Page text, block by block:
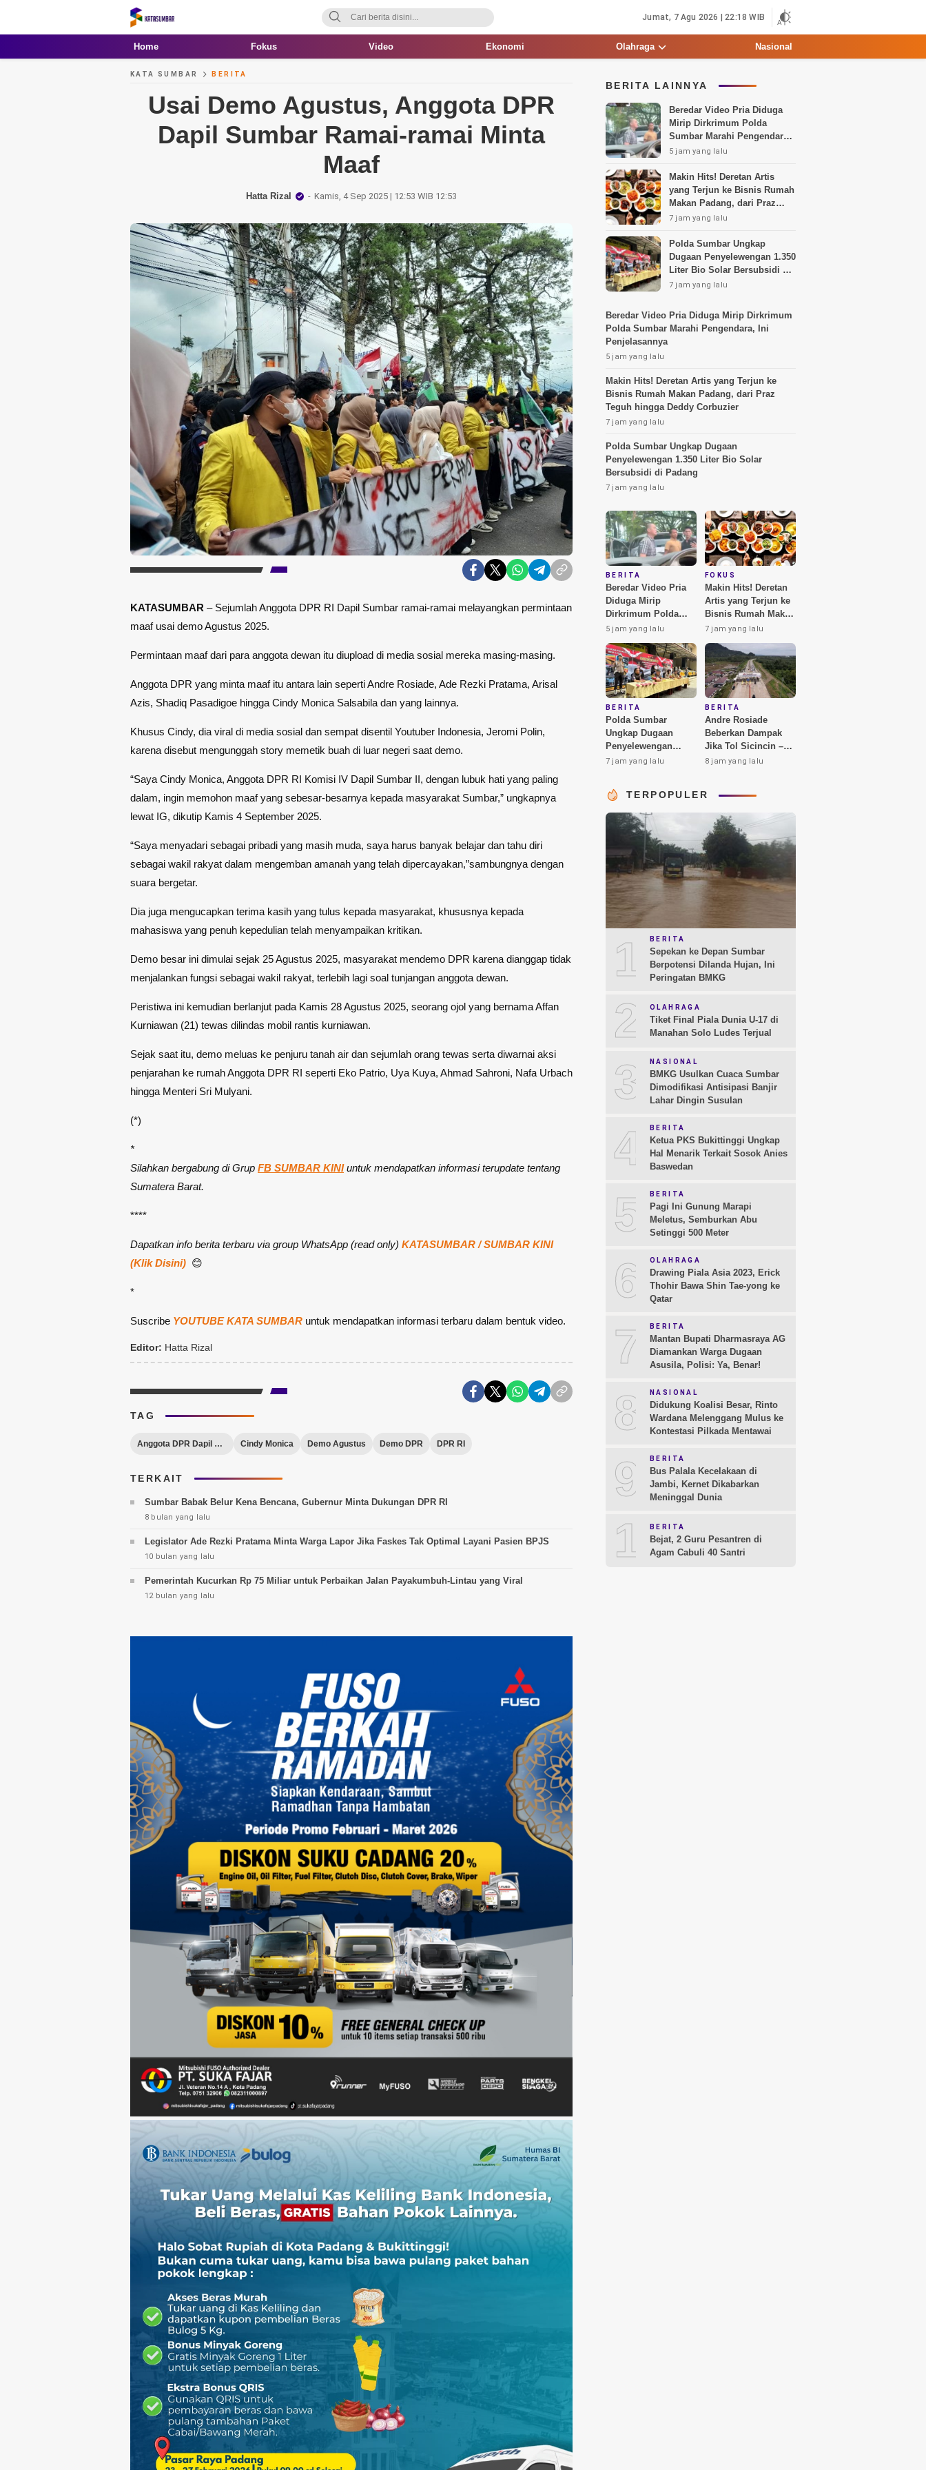
Kata Sumbar
Berita Sumbar Hari Ini
Jumat, 7 Agu 2026 | 22:18 WIB
Home Fokus Video Ekonomi Olahraga Nasional
KATA SUMBAR BERITA
Usai Demo Agustus, Anggota DPR
Dapil Sumbar Ramai-ramai Minta
Maaf
Hatta Rizal Kamis, 4 Sep 2025 | 12:53 WIB 12:53
KATASUMBAR – Sejumlah Anggota DPR RI Dapil Sumbar ramai-ramai melayangkan permintaan
maaf usai demo Agustus 2025.
Permintaan maaf dari para anggota dewan itu diupload di media sosial mereka masing-masing.
Anggota DPR yang minta maaf itu antara lain seperti Andre Rosiade, Ade Rezki Pratama, Arisal
Azis, Shadiq Pasadigoe hingga Cindy Monica Salsabila dan yang lainnya.
Khusus Cindy, dia viral di media sosial dan sempat disentil Youtuber Indonesia, Jeromi Polin,
karena disebut mengunggah story memetik buah di luar negeri saat demo.
“Saya Cindy Monica, Anggota DPR RI Komisi IV Dapil Sumbar II, dengan lubuk hati yang paling
dalam, ingin memohon maaf yang sebesar-besarnya kepada masyarakat Sumbar,” ungkapnya
lewat IG, dikutip Kamis 4 September 2025.
“Saya menyadari sebagai pribadi yang masih muda, saya harus banyak belajar dan tahu diri
sebagai wakil rakyat dalam mengemban amanah yang telah dipercayakan,”sambungnya dengan
suara bergetar.
Dia juga mengucapkan terima kasih yang tulus kepada masyarakat, khususnya kepada
mahasiswa yang penuh kepedulian telah menyampaikan kritikan.
Demo besar ini dimulai sejak 25 Agustus 2025, masyarakat mendemo DPR karena dianggap tidak
menjalankan fungsi sebagai wakil rakyat, terlebih lagi soal tunjangan anggota dewan.
Peristiwa ini kemudian berlanjut pada Kamis 28 Agustus 2025, seorang ojol yang bernama Affan
Kurniawan (21) tewas dilindas mobil rantis kurniawan.
Sejak saat itu, demo meluas ke penjuru tanah air dan sejumlah orang tewas serta diwarnai aksi
penjarahan ke rumah Anggota DPR RI seperti Eko Patrio, Uya Kuya, Ahmad Sahroni, Nafa Urbach
hingga Menteri Sri Mulyani.
(*)
*
Silahkan bergabung di Grup FB SUMBAR KINIuntuk mendapatkan informasi terupdate tentang
Sumatera Barat.
****
Dapatkan info berita terbaru via group WhatsApp (read only) KATASUMBAR / SUMBAR KINI
(Klik Disini) 😊
*
Suscribe YOUTUBE KATA SUMBAR untuk mendapatkan informasi terbaru dalam bentuk video.
Editor: Hatta Rizal
TAG
Anggota DPR Dapil Sumbar Cindy Monica Demo Agustus Demo DPR DPR RI
TERKAIT
Sumbar Babak Belur Kena Bencana, Gubernur Minta Dukungan DPR RI
8 bulan yang lalu
Legislator Ade Rezki Pratama Minta Warga Lapor Jika Faskes Tak Optimal Layani Pasien BPJS
10 bulan yang lalu
Pemerintah Kucurkan Rp 75 Miliar untuk Perbaikan Jalan Payakumbuh-Lintau yang Viral
12 bulan yang lalu
BERITA LAINNYA
Beredar Video Pria Diduga
Mirip Dirkrimum Polda
Sumbar Marahi Pengendara,
Ini Penjelasannya
5 jam yang lalu
Makin Hits! Deretan Artis
yang Terjun ke Bisnis Rumah
Makan Padang, dari Praz
Teguh hingga Deddy
7 jam yang lalu
Polda Sumbar Ungkap
Dugaan Penyelewengan 1.350
Liter Bio Solar Bersubsidi di
Padang
7 jam yang lalu
Beredar Video Pria Diduga Mirip Dirkrimum
Polda Sumbar Marahi Pengendara, Ini
Penjelasannya
5 jam yang lalu
Makin Hits! Deretan Artis yang Terjun ke
Bisnis Rumah Makan Padang, dari Praz
Teguh hingga Deddy Corbuzier
7 jam yang lalu
Polda Sumbar Ungkap Dugaan
Penyelewengan 1.350 Liter Bio Solar
Bersubsidi di Padang
7 jam yang lalu
BERITA
Beredar Video Pria
Diduga Mirip
Dirkrimum Polda
Sumbar Marahi
Penjelasannya
5 jam yang lalu
FOKUS
Makin Hits! Deretan
Artis yang Terjun ke
Bisnis Rumah Makan
Padang, dari Praz
Corbuzier
7 jam yang lalu
BERITA
Polda Sumbar
Ungkap Dugaan
Penyelewengan
1.350 Liter Bio Solar
7 jam yang lalu
BERITA
Andre Rosiade
Beberkan Dampak
Jika Tol Sicincin –
Bukittinggi Berhasil
8 jam yang lalu
TERPOPULER
1 BERITA
Sepekan ke Depan Sumbar
Berpotensi Dilanda Hujan, Ini
Peringatan BMKG
2 OLAHRAGA
Tiket Final Piala Dunia U-17 di
Manahan Solo Ludes Terjual
3 NASIONAL
BMKG Usulkan Cuaca Sumbar
Dimodifikasi Antisipasi Banjir
Lahar Dingin Susulan
4 BERITA
Ketua PKS Bukittinggi Ungkap
Hal Menarik Terkait Sosok Anies
Baswedan
5 BERITA
Pagi Ini Gunung Marapi
Meletus, Semburkan Abu
Setinggi 500 Meter
6 OLAHRAGA
Drawing Piala Asia 2023, Erick
Thohir Bawa Shin Tae-yong ke
Qatar
7 BERITA
Mantan Bupati Dharmasraya AG
Diamankan Warga Dugaan
Asusila, Polisi: Ya, Benar!
8 NASIONAL
Didukung Koalisi Besar, Rinto
Wardana Melenggang Mulus ke
Kontestasi Pilkada Mentawai
9 BERITA
Bus Palala Kecelakaan di
Jambi, Kernet Dikabarkan
Meninggal Dunia
10BERITA
Bejat, 2 Guru Pesantren di
Agam Cabuli 40 Santri